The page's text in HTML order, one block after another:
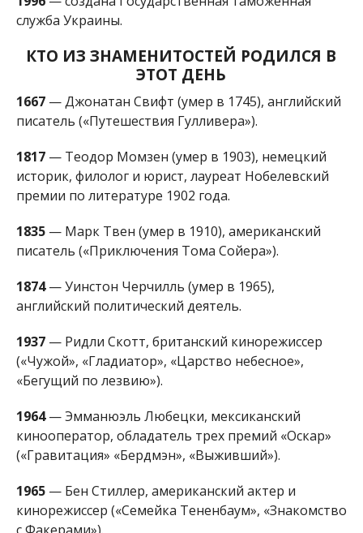
писатель («Приключения Тома Сойера»).
1874— Уинстон Черчилль (умер в 1965),
английский политический деятель.
1937 — Ридли Скотт, британский кинорежиссер
(«Чужой», «Гладиатор», «Царство небесное»,
«Бегущий по лезвию»).
1964— Эмманюэль Любецки, мексиканский
кинооператор, обладатель трех премий «Оскар»
(«Гравитация» «Бердмэн», «Выживший»).
1965— Бен Стиллер, американский актер и
кинорежиссер («Семейка Тененбаум», «Знакомство
с Факерами»).
МІТКИ: НОВОСТИ НИКОПОЛЯ